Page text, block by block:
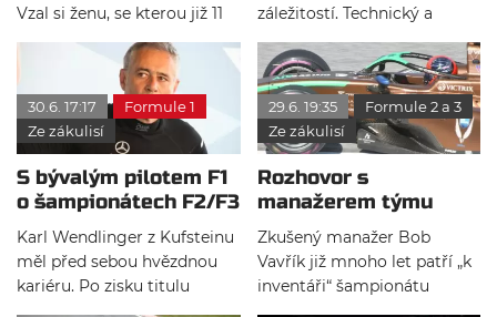
Vzal si ženu, se kterou již 11
let žil: brazilskou krajanku
Rossanu Fanucchi. Mají
spolu 19letého Emma
juniora a 14letou Vittorii.
Žena legendárního vítěze
Indy 500 a matka pilota
AIXu-F2 mi v červnovém
vedru na Red Bull Ringu
prozradila několik
zajímavosti ze života
závodnické rodiny…
záležitostí. Technický a
personální objem organizací
F2 odpovídá nákladům F1
80. let. Zatímco fandové vidí
na obrazovkách jen
„vyhrocení“ celého
týmového snažení v podobě
závodů, makají desítky členů
stájí za kulisami v pozadí
velkých cen. O životě a
úkolech takového
„anonymního článku týmu
30.6. 17:17
Formule 1
Ze zákulisí
S bývalým pilotem F1
o šampionátech F2/F3
a úzkých kokpitech
Karl Wendlinger z Kufsteinu
měl před sebou hvězdnou
kariéru. Po zisku titulu
29.6. 19:35
Formule 2 a 3
Ze zákulisí
Rozhovor s
manažerem týmu
AIX-F2 Bobem
Vavříkem: Emmo
Fittipaldi je
nejpodceňovanějším
Zkušený manažer Bob
Vavřík již mnoho let patří „k
inventáři“ šampionátu